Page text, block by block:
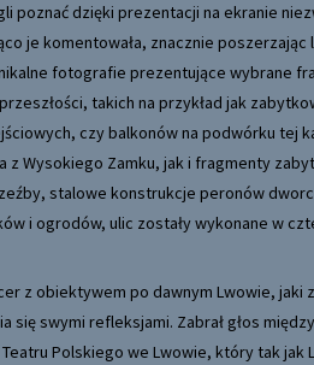
poznać dzięki prezentacji na ekranie
je komentowała, znacznie
fotografie prezentujące wybrane
takich na przykład jak
czy balkonów na podwórku tej
z Wysokiego Zamku, jak i fragmenty
stalowe konstrukcje peronów
i ogrodów, ulic zostały wykonane w
z obiektywem po dawnym Lwowie, jaki
się swymi refleksjami. Zabrał głos
Polskiego we Lwowie, który tak jak